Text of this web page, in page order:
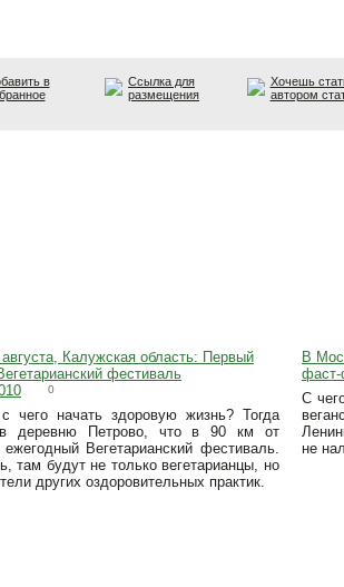
в
Ссылка для
размещения
Хочешь
автором
Калужская область: Первый
фестиваль
0
чего начать здоровую жизнь? Тогда
в деревню Петрово, что в 90 км от
Вегетарианский фестиваль.
там будут не только вегетарианцы, но
других оздоровительных практик.
В
фаст-
С
не